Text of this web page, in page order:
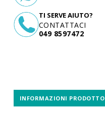
TI SERVE AIUTO?
CONTATTACI
049 8597472
INFORMAZIONI PRODOTTO